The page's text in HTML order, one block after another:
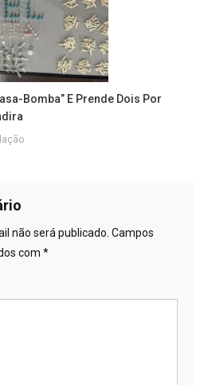
Bomba” E Prende Dois Por
não será publicado. Campos
com *